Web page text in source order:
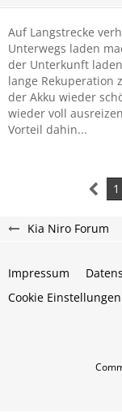
Auf Langstrecke
Unterwegs laden
der Unterkunft
lange Rekuperation
der Akku wieder
wieder voll
Vorteil dahin...
1
Kia Niro Forum
Impressum
Cookie Einstellungen